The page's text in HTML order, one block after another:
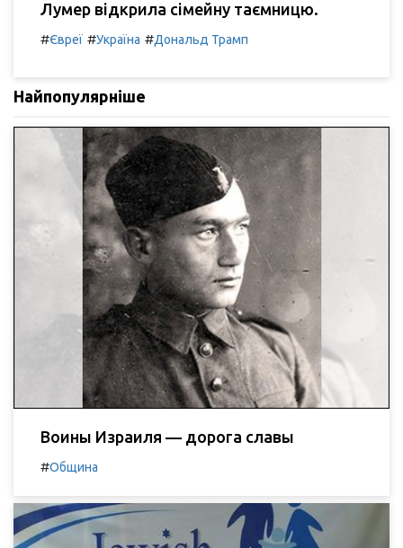
Лумер відкрила сімейну таємницю.
#Євреї #Україна #Дональд Трамп
Найпопулярніше
Воины Израиля — дорога славы
#Община